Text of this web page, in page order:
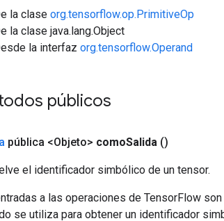
la clase org.tensorflow.op.PrimitiveOp
la clase java.lang.Object
la interfaz org.tensorflow.Operand
públicos
pública <Objeto> comoSalida ()
el identificador simbólico de un tensor.
a las operaciones de TensorFlow
se utiliza para obtener un identificador